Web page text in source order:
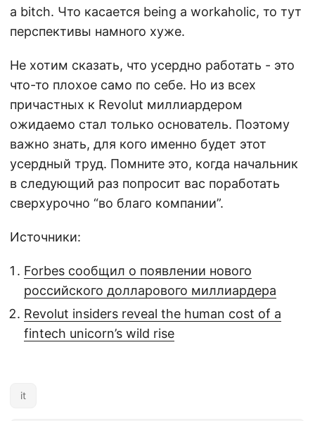
a bitch. Что касается being a workaholic, то тут
перспективы намного хуже.
Не хотим сказать, что усердно работать - это
что-то плохое само по себе. Но из всех
причастных к Revolut миллиардером
ожидаемо стал только основатель. Поэтому
важно знать, для кого именно будет этот
усердный труд. Помните это, когда начальник
в следующий раз попросит вас поработать
сверхурочно “во благо компании”.
Источники:
Forbes сообщил о появлении нового
российского долларового миллиардера
Revolut insiders reveal the human cost of a
fintech unicorn’s wild rise
it